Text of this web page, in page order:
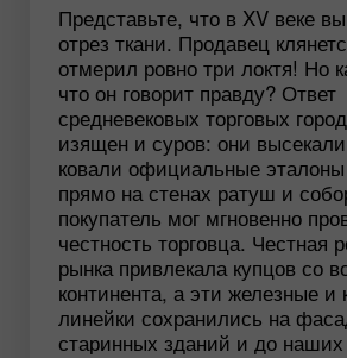
Представьте, что в XV веке
отрез ткани. Продавец
отмерил ровно три локтя! Но
что он говорит правду? Ответ
средневековых торговых
изящен и суров: они
ковали официальные
прямо на стенах ратуш и
покупатель мог мгновенно
честность торговца. Честная
рынка привлекала купцов со
континента, а эти железные и
линейки сохранились на
старинных зданий и до